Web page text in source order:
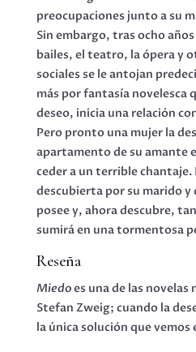
preocupaciones junto a su
Sin embargo, tras ocho
bailes, el teatro, la ópera y
sociales se le antojan
más por fantasía novelesca
deseo, inicia una relación
Pero pronto una mujer la
apartamento de su amante
ceder a un terrible chantaje.
descubierta por su marido
posee y, ahora descubre,
sumirá en una tormentosa
Reseña
Miedoes una de las novelas
Stefan Zweig; cuando la
la única solución que vemos